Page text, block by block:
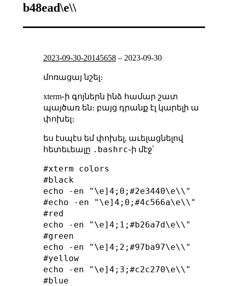
b48ead\e\\
2023-09-30-20145658– 2023-09-30
մոռացայ նշել։
xterm֊ի գոյներն ինձ համար շատ
պայծառ են։ բայց դրանք էլ կարելի ա
փոխել։
ես էսպէս եմ փոխել, աւելացնելով
հետեւեալը .bashrc֊ի մէջ՝
#xterm colors
#black
echo -en "\e]4;0;#2e3440\e\\"
#echo -en "\e]4;0;#4c566a\e\\"
#red
echo -en "\e]4;1;#b26a7d\e\\"
#green
echo -en "\e]4;2;#97ba97\e\\"
#yellow
echo -en "\e]4;3;#c2c270\e\\"
#blue